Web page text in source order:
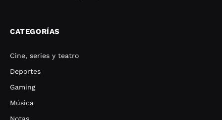
CATEGORÍAS
Cine, series y teatro
Deportes
Gaming
Música